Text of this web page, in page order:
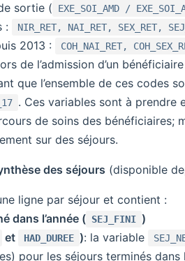
sortie (
EXE_SOI_AMD /
:
NIR_RET, NAI_RET, SEX_RET,
2013 : COH_NAI_RET,
de l’admission d’un
que l’ensemble de ces codes
. Ces variables sont à prendre
de soins des bénéficiaires;
sur des séjours.
des séjours (disponible
ligne par séjour et contient :
dans l’année ( SEJ_FINI )
et HAD_DUREE ): la variable
pour les séjours terminés dans